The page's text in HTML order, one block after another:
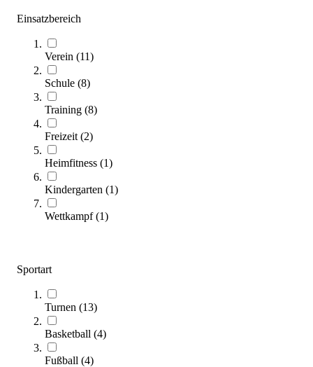
Einsatzbereich
Verein (11)
Schule (8)
Training (8)
Freizeit (2)
Heimfitness (1)
Kindergarten (1)
Wettkampf(1)
Sportart
Turnen (13)
Basketball (4)
Fußball (4)
Kettennotglied für Kletterwand
6,70 €
Zum Produkt
Sofort lieferbar
Schraubkarabiner mit Auge
12,30 €
Zum Produkt
Sofort lieferbar